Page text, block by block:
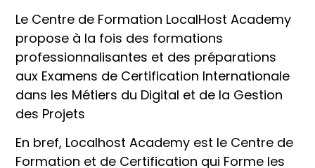
Le Centre de Formation LocalHost Academy
propose à la fois des formations
professionnalisantes et des préparations
aux Examens de Certification Internationale
dans les Métiers du Digital et de la Gestion
des Projets
En bref, Localhost Academy est le Centre de
Formation et de Certification qui Forme les